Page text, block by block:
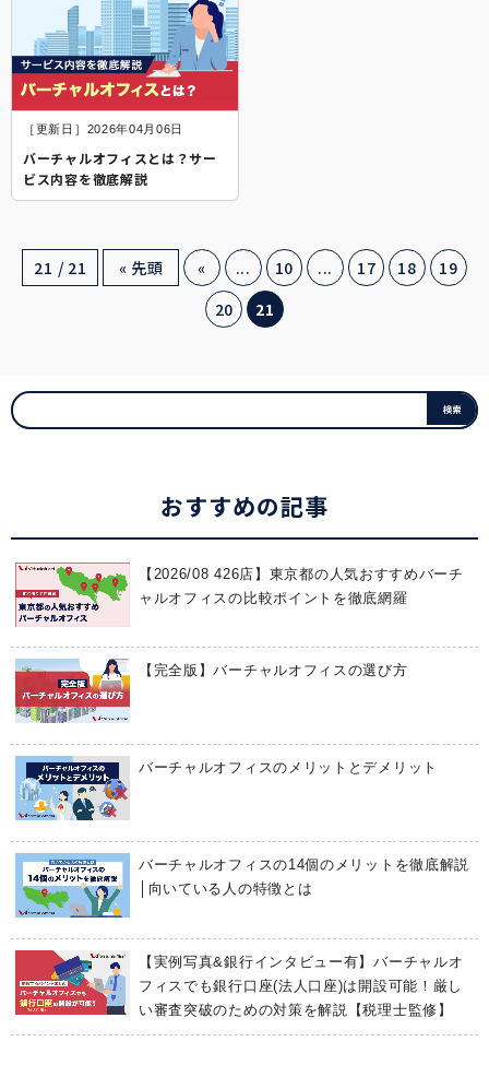
［更新日］2026年04月06日
バーチャルオフィスとは？サー
ビス内容を徹底解説
21 / 21 « 先頭 « ... 10 ... 17 18
19
20
21
おすすめの記事
【2026/08 426店】東京都の人気おすすめバーチ
ャルオフィスの比較ポイントを徹底網羅
【完全版】バーチャルオフィスの選び方
バーチャルオフィスのメリットとデメリット
バーチャルオフィスの14個のメリットを徹底解説
│向いている人の特徴とは
【実例写真&銀行インタビュー有】バーチャルオ
フィスでも銀行口座(法人口座)は開設可能！厳し
い審査突破のための対策を解説【税理士監修】